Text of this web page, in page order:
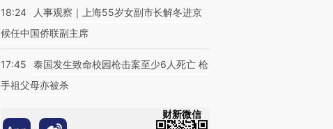
18:24
人事观察｜上海55岁女副市长解冬进京
候任中国侨联副主席
17:45
泰国发生致命校园枪击案至少6人死亡 枪
手祖父母亦被杀
财新微信